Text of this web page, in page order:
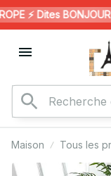
⚡️ Dites
Maison Tous les